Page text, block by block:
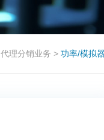
代理分销业务 > 功率/模拟